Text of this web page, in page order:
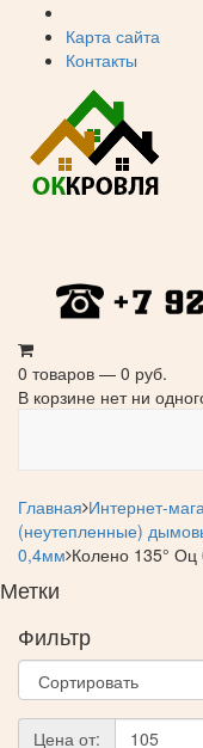
Карта сайта
Контакты
0 товаров — 0 руб.
В корзине нет ни
Главная Интернет-
(неутепленные)
0,4мм Колено 135°
Метки
Фильтр
Цена от: